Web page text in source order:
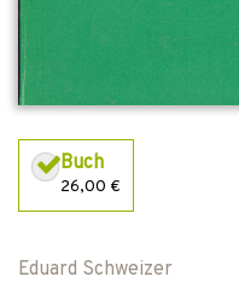
Buch
26,00 €
Eduard Schweizer